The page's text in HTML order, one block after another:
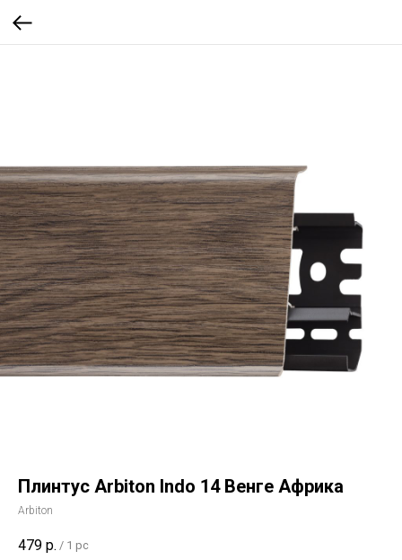
Плинтус Arbiton Indo 14 Венге Африка
Arbiton
479 р. / 1 pc